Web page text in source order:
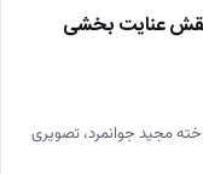
نقش عنایت بخشی
مجید جوانمرد، تصویری